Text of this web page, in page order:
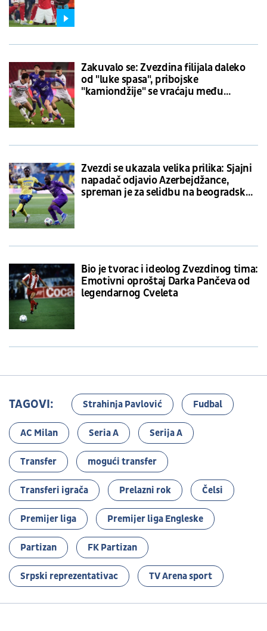
Zakuvalo se: Zvezdina filijala daleko
od "luke spasa", pribojske
"kamiondžije" se vraćaju među
Zvezdi se ukazala velika prilika: Sjajni
napadač odjavio Azerbejdžance,
spreman je za selidbu na beogradsku
Bio je tvorac i ideolog Zvezdinog tima:
Emotivni oproštaj Darka Pančeva od
legendarnog Cveleta
TAGOVI: Strahinja Pavlović Fudbal
AC Milan Seria A Serija A
Transfer mogući transfer
Transferi igrača Prelazni rok Čelsi
Premijer liga Premijer liga Engleske
Partizan FK Partizan
Srpski reprezentativac TV Arena sport